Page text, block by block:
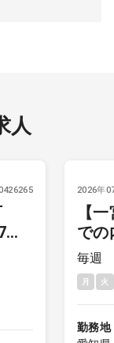
人
4
2026年
【
で
曜
毎週
月 火
勤務地